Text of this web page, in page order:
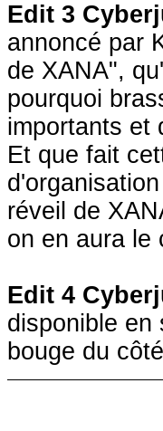
Edit 3
annoncé par
de XANA",
pourquoi
importants et
Et que fait
réveil de
on en aura le
Edit 4
disponible en
bouge du